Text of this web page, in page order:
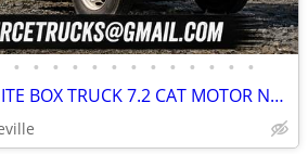
• • • • • • • • • • • • •
2008 Ford F-650 WHITE BOX TRUCK 7.2 CAT MOTOR NON CDL